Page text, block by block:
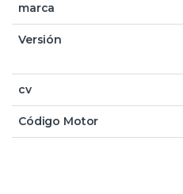
marca
Versión
cv
Código Motor